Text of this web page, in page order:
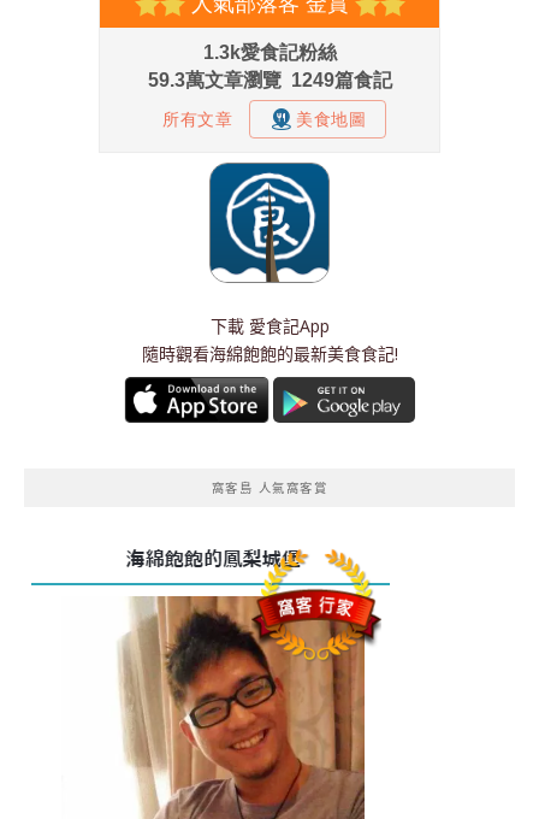
下載 愛食記App
隨時觀看海綿飽飽的最新美食食記!
窩客島 人氣窩客賞